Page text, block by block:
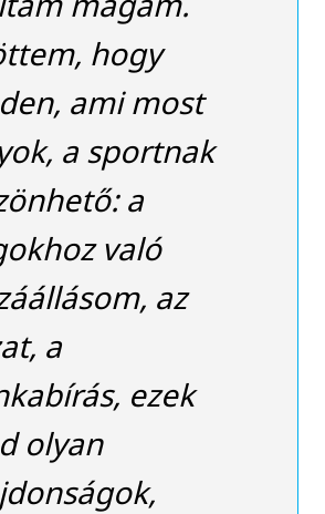
hogy
ami most
a sportnak
a
való
az
a
ezek
olyan